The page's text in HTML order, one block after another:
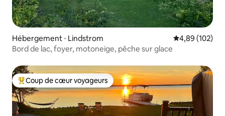
Hébergement ⋅ Lindstrom Évaluation
4,89 (102)
Bord de lac, foyer, motoneige, pêche sur glace
Coups de cœur voyageurs les plus appréciés
Coup de cœur voyageurs